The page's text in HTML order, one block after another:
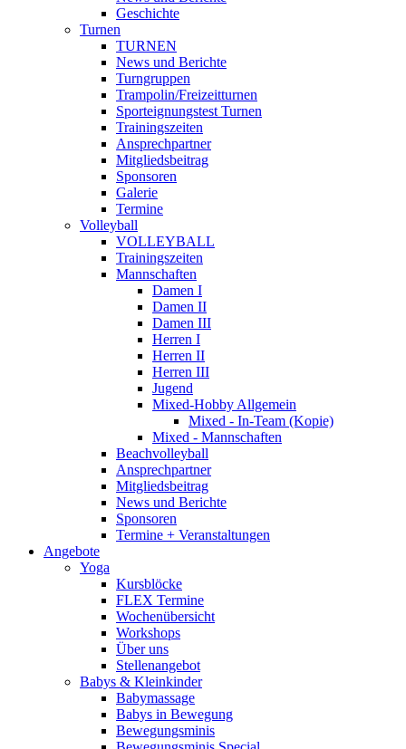
Geschichte
Turnen
TURNEN
News und Berichte
Turngruppen
Trampolin/Freizeitturnen
Sporteignungstest Turnen
Trainingszeiten
Ansprechpartner
Mitgliedsbeitrag
Sponsoren
Galerie
Termine
Volleyball
VOLLEYBALL
Trainingszeiten
Mannschaften
Damen I
Damen II
Damen III
Herren I
Herren II
Herren III
Jugend
Mixed-Hobby Allgemein
Mixed - In-Team (Kopie)
Mixed - Mannschaften
Beachvolleyball
Ansprechpartner
Mitgliedsbeitrag
News und Berichte
Sponsoren
Termine + Veranstaltungen
Angebote
Yoga
Kursblöcke
FLEX Termine
Wochenübersicht
Workshops
Über uns
Stellenangebot
Babys & Kleinkinder
Babymassage
Babys in Bewegung
Bewegungsminis